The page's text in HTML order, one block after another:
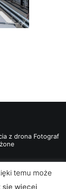
z drona Fotograf
temu może
się więcej